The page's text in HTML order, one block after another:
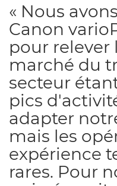
« Nous
Canon
pour relever
marché du
secteur
pics
adapter
mais les
expérience
rares. Pour